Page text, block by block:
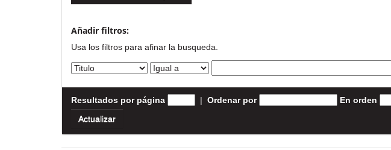
Añadir filtros:
Usa los filtros para afinar la busqueda.
Resultados por página | Ordenar por En orden